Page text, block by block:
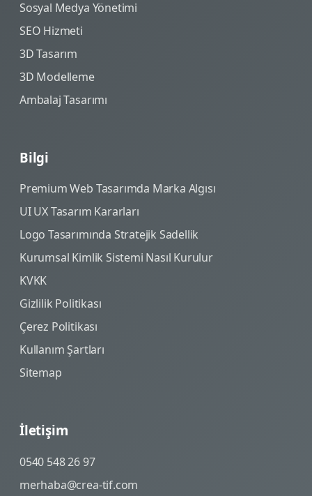
Sosyal Medya Yönetimi
SEO Hizmeti
3D Tasarım
3D Modelleme
Ambalaj Tasarımı
Bilgi
Premium Web Tasarımda Marka Algısı
UI UX Tasarım Kararları
Logo Tasarımında Stratejik Sadellik
Kurumsal Kimlik Sistemi Nasıl Kurulur
KVKK
Gizlilik Politikası
Çerez Politikası
Kullanım Şartları
Sitemap
İletişim
0540 548 26 97
merhaba@crea-tif.com